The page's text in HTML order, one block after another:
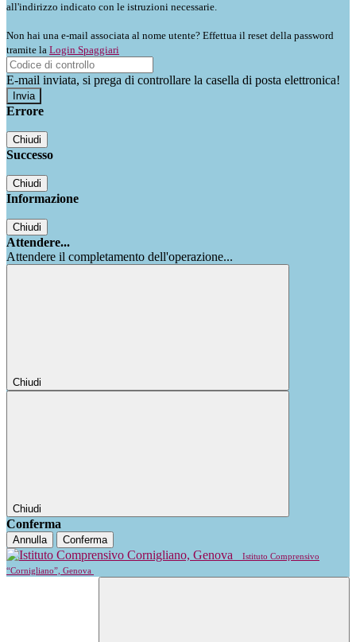
all'indirizzo indicato con le istruzioni necessarie.
Non hai una e-mail associata al nome utente? Effettua il reset della password
tramite la Login Spaggiari
E-mail inviata, si prega di controllare la casella di posta elettronica!
Errore
Chiudi
Successo
Chiudi
Informazione
Chiudi
Attendere...
Attendere il completamento dell'operazione...
Chiudi
Chiudi
Conferma
Annulla Conferma
Istituto Comprensivo
“Cornigliano”, Genova